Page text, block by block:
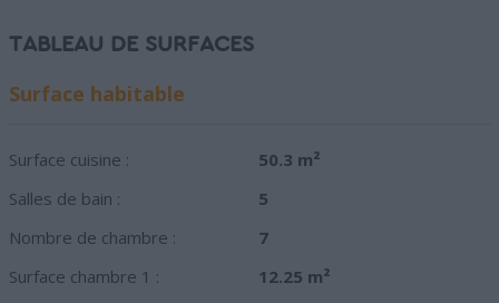
TABLEAU DE SURFACES
Surface habitable
Surface cuisine :
50.3 m²
Salles de bain :
5
Nombre de chambre :
7
Surface chambre 1 :
12.25 m²